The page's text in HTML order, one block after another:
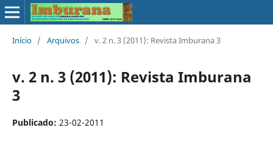
Início / Arquivos / v. 2 n. 3 (2011): Revista Imburana 3
v. 2 n. 3 (2011): Revista Imburana
3
Publicado: 23-02-2011